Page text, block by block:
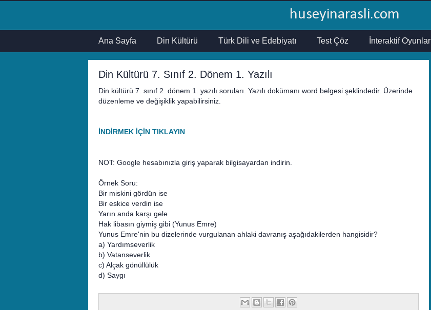
huseyinarasli.com
Ana Sayfa Din Kültürü Türk Dili ve Edebiyatı Test Çöz İnteraktif Oyunlar
Din Kültürü 7. Sınıf 2. Dönem 1. Yazılı
Din kültürü 7. sınıf 2. dönem 1. yazılı soruları. Yazılı dokümanı word belgesi şeklindedir. Üzerinde
düzenleme ve değişiklik yapabilirsiniz.
İNDİRMEK İÇİN TIKLAYIN
NOT: Google hesabınızla giriş yaparak bilgisayardan indirin.
Örnek Soru:
Bir miskini gördün ise
Bir eskice verdin ise
Yarın anda karşı gele
Hak libasın giymiş gibi (Yunus Emre)
Yunus Emre'nin bu dizelerinde vurgulanan ahlaki davranış aşağıdakilerden hangisidir?
a) Yardımseverlik
b) Vatanseverlik
c) Alçak gönüllülük
d) Saygı